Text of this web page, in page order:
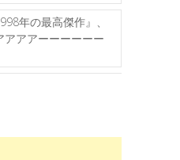
年の最高傑作』、
アアーーーーーー